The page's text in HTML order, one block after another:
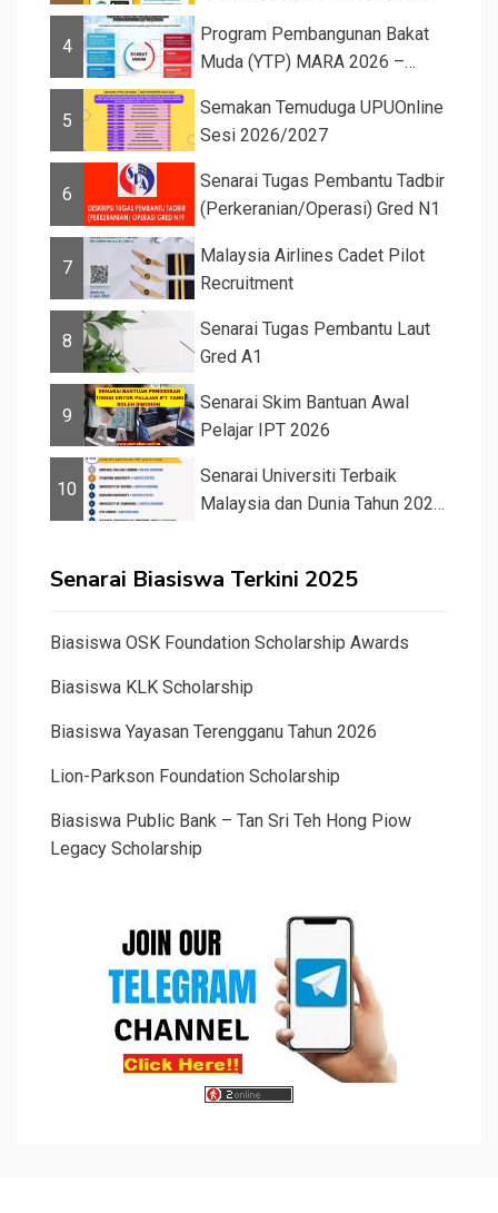
4
Program Pembangunan Bakat
Muda (YTP) MARA 2026 –
5
Semakan Temuduga UPUOnline
Sesi 2026/2027
6
Senarai Tugas Pembantu Tadbir
(Perkeranian/Operasi) Gred N1
7
Malaysia Airlines Cadet Pilot
Recruitment
8
Senarai Tugas Pembantu Laut
Gred A1
9
Senarai Skim Bantuan Awal
Pelajar IPT 2026
10
Senarai Universiti Terbaik
Malaysia dan Dunia Tahun 2026
Senarai Biasiswa Terkini 2025
Biasiswa OSK Foundation Scholarship Awards
Biasiswa KLK Scholarship
Biasiswa Yayasan Terengganu Tahun 2026
Lion-Parkson Foundation Scholarship
Biasiswa Public Bank – Tan Sri Teh Hong Piow
Legacy Scholarship